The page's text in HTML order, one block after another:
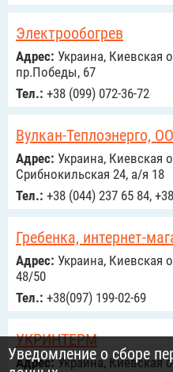
Электрообогрев
Адрес: Украина, Киевская
пр.Победы, 67
Тел.: +38 (099) 072-36-72
Вулкан-Теплоэнерго,
Адрес: Украина, Киевская
Срибнокильская 24, а/я 18
Тел.: +38 (044) 237 65 84,
Гребенка, интернет-
Адрес: Украина, Киевская
48/50
Тел.: +38(097) 199-02-69
УКРИНТЕРМ
Адрес:Украина, Киевская
Уведомление о сборе